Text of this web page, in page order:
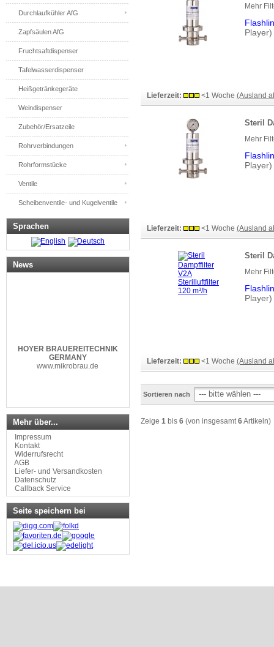
Mehr
Player)
Lieferzeit: <1 Woche (Ausland
Steril
Mehr
Player)
Lieferzeit: <1 Woche (Ausland
Steril
Mehr
Player)
Lieferzeit: <1 Woche (Ausland
Sortieren nach
Zeige 1 bis 6 (von insgesamt 6Artikeln)
Durchlaufkühler AfG
Zapfsäulen AfG
Fruchtsaftdispenser
Tafelwasserdispenser
Heißgetränkegeräte
Weindispenser
Zubehör/Ersatzeile
Rohrverbindungen
Rohrformstücke
Ventile
Scheibenventile- und Kugelventile
Sprachen
News
HOYER BRAUEREITECHNIK
GERMANY
www.mikrobrau.de
Mehr über...
Impressum
Kontakt
Widerrufsrecht
AGB
Liefer- und Versandkosten
Datenschutz
Callback Service
Seite speichern bei